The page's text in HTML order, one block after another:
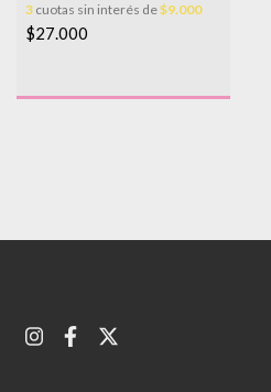
3 cuotas sin interés de$9.000
$27.000